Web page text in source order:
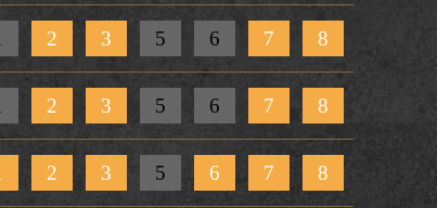
2 3 5 6 7 8
2 3 5 6 7 8
2 3 5 6 7 8